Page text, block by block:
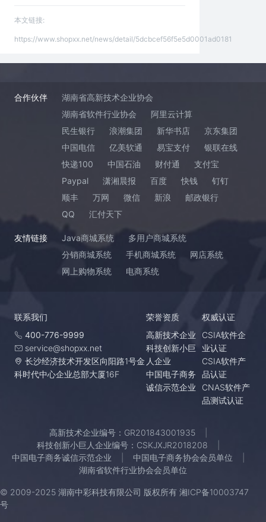
本文链接:
https://www.shopxx.net/news/detail/5dcbcef56f5e5d0001ad0181
合作伙伴
湖南省高新技术企业协会
湖南省软件行业协会
阿里云计算
民生银行
浪潮集团 新华书店
京东集团
中国电信
亿美软通 易宝支付
银联在线
快递100
中国石油 财付通
支付宝
Paypal
潇湘晨报 百度 快钱
钉钉
顺丰
万网 微信 新浪
邮政银行
QQ
汇付天下
友情链接 Java商城系统
多用户商城系统
分销商城系统
手机商城系统
网店系统
网上购物系统
电商系统
联系我们
400-776-9999
service@shopxx.net
长沙经济技术开发区向阳路1号金
科时代中心企业总部大厦16F
荣誉资质
高新技术企业
科技创新小巨
人企业
中国电子商务
诚信示范企业
权威认证
CSIA软件企
业认证
CSIA软件产
品认证
CNAS软件产
品测试认证
高新技术企业编号：GR201843001935
科技创新小巨人企业编号：CSKJXJR2018208
中国电子商务诚信示范企业
中国电子商务协会会员单位
湖南省软件行业协会会员单位
© 2009-2025 湖南中彩科技有限公司 版权所有 湘ICP备10003747
号